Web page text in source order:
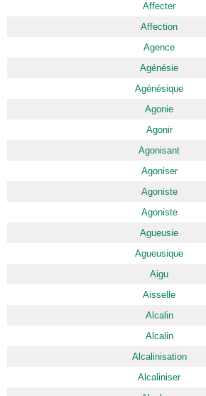
Affecter
Affection
Agence
Agénésie
Agénésique
Agonie
Agonir
Agonisant
Agoniser
Agoniste
Agoniste
Agueusie
Agueusique
Aigu
Aisselle
Alcalin
Alcalin
Alcalinisation
Alcaliniser